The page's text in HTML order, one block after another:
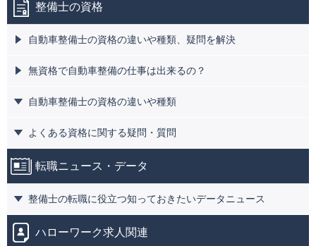
整備士の資格
自動車整備士の資格の違いや種類、疑問を解決
無資格で自動車整備の仕事は出来るの？
自動車整備士の資格の違いや種類
よくある資格に関する疑問・質問
転職ニュース・データ
整備士の転職に役立つ知っておきたいデータニュース
ハローワーク求人関連